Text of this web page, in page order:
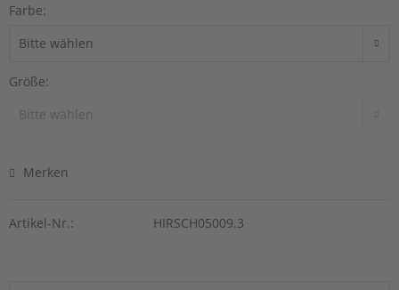
Farbe:
Größe:
Merken
Artikel-Nr.: HIRSCH05009.3